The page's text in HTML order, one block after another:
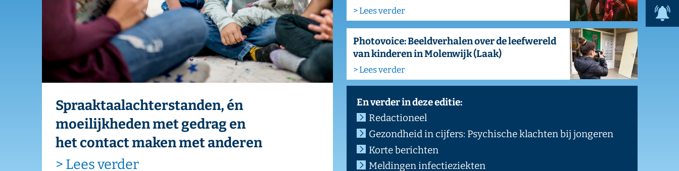
Spraaktaalachterstanden, én
moeilijkheden met gedrag en
het contact maken met anderen
> Lees verder
En verder in deze editie:
Redactioneel
Gezondheid in cijfers: Psychische klachten bij jongeren
Korte berichten
Meldingen infectieziekten
Colofon